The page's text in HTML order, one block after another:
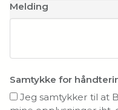
Melding
Samtykke for
Jeg samtykker til at